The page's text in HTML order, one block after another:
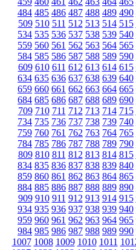
484 485 486 487 488 489 490
509 510 511 512 513 514 515
534 535 536 537 538 539 540
559 560 561 562 563 564 565
584 585 586 587 588 589 590
609 610 611 612 613 614 615
634 635 636 637 638 639 640
659 660 661 662 663 664 665
684 685 686 687 688 689 690
709 710 711 712 713 714 715
734 735 736 737 738 739 740
759 760 761 762 763 764 765
784 785 786 787 788 789 790
809 810 811 812 813 814 815
834 835 836 837 838 839 840
859 860 861 862 863 864 865
884 885 886 887 888 889 890
909 910 911 912 913 914 915
934 935 936 937 938 939 940
959 960 961 962 963 964 965
984 985 986 987 988 989 990
1007 1008 1009 1010 1011